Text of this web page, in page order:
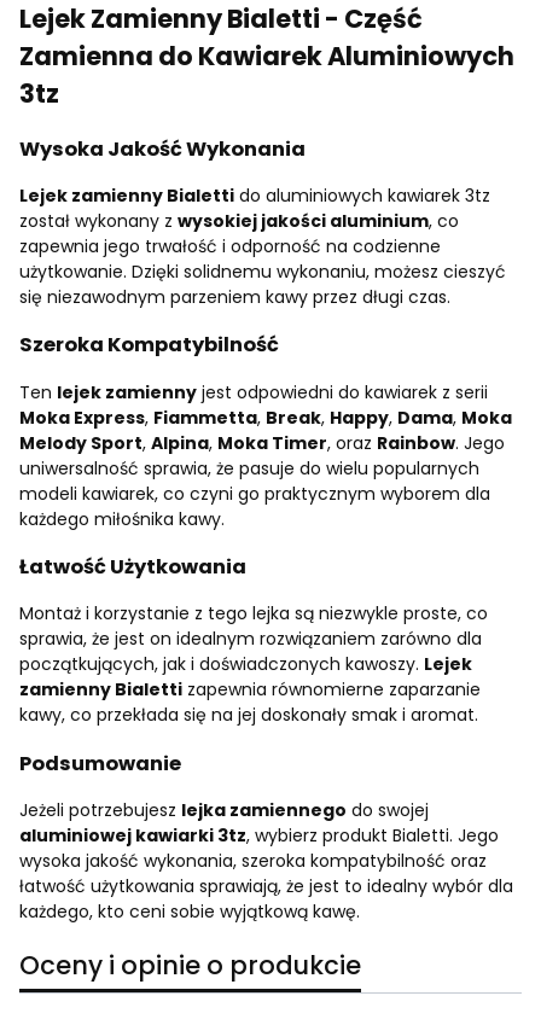
Lejek Zamienny Bialetti - Część
Zamienna do Kawiarek Aluminiowych
3tz
Wysoka Jakość Wykonania
Lejek zamienny Bialetti do aluminiowych kawiarek 3tz
został wykonany z wysokiej jakości aluminium, co
zapewnia jego trwałość i odporność na codzienne
użytkowanie. Dzięki solidnemu wykonaniu, możesz cieszyć
się niezawodnym parzeniem kawy przez długi czas.
Szeroka Kompatybilność
Ten lejek zamienny jest odpowiedni do kawiarek z serii
Moka Express, Fiammetta, Break, Happy, Dama, Moka
Melody Sport, Alpina, Moka Timer, oraz Rainbow. Jego
uniwersalność sprawia, że pasuje do wielu popularnych
modeli kawiarek, co czyni go praktycznym wyborem dla
każdego miłośnika kawy.
Łatwość Użytkowania
Montaż i korzystanie z tego lejka są niezwykle proste, co
sprawia, że jest on idealnym rozwiązaniem zarówno dla
początkujących, jak i doświadczonych kawoszy. Lejek
zamienny Bialetti zapewnia równomierne zaparzanie
kawy, co przekłada się na jej doskonały smak i aromat.
Podsumowanie
Jeżeli potrzebujesz lejka zamiennego do swojej
aluminiowej kawiarki 3tz, wybierz produkt Bialetti. Jego
wysoka jakość wykonania, szeroka kompatybilność oraz
łatwość użytkowania sprawiają, że jest to idealny wybór dla
każdego, kto ceni sobie wyjątkową kawę.
Oceny i opinie o produkcie